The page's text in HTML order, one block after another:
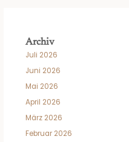
Archiv
Juli 2026
Juni 2026
Mai 2026
April 2026
März 2026
Februar 2026